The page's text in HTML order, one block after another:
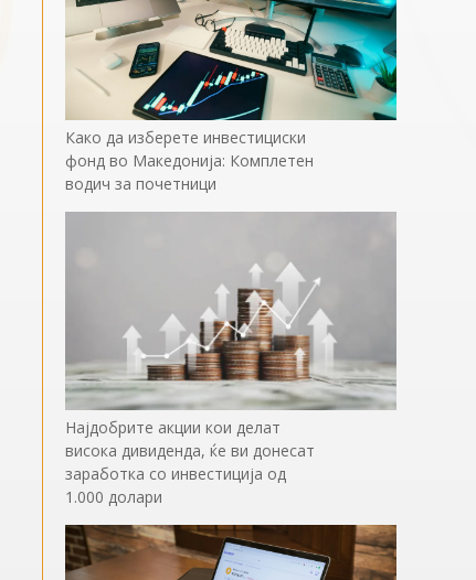
Како да изберете инвестициски
фонд во Македонија: Комплетен
водич за почетници
Најдобрите акции кои делат
висока дивиденда, ќе ви донесат
заработка со инвестиција од
1.000 долари